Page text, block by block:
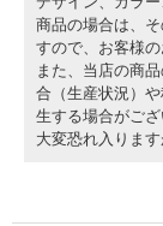
商品の場合は、
すので、お客様
また、当店の商
合（生産状況）
生する場合がござ
大変恐れ入りま